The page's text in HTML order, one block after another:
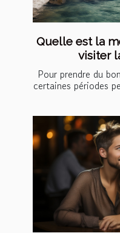
Quelle est la
visiter
Pour prendre du
certaines périodes